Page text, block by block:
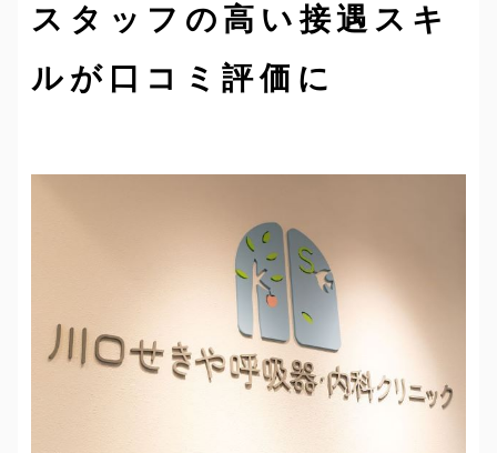
スタッフの高い接遇スキ
ルが口コミ評価に